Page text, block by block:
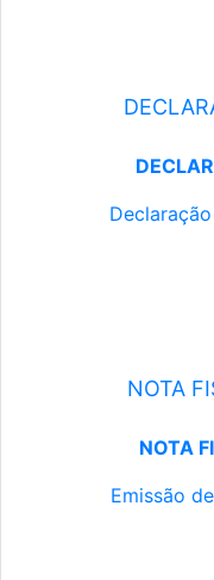
NOTA
NOTA
Emissão